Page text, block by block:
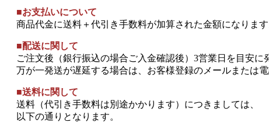
■お支払いについて
商品代金に送料＋代引き手数料が加算された金額になります
■配送に関して
ご注文後（銀行振込の場合ご入金確認後）3営業日を目安に
万が一発送が遅延する場合は、お客様登録のメールまたは電
■送料に関して
送料（代引き手数料は別途かかります）につきましては、
以下の通りとなります。